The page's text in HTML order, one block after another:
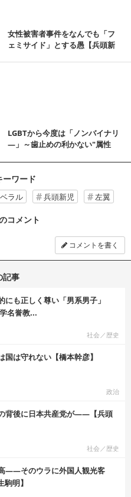
女性被害者事件をなんでも「フ
ェミサイド」とする愚【兵頭新
LGBTから今度は「ノンバイナリ
―」～歯止めの利かない"属性
ーワード
ラル 兵頭新児 左翼
コメント
コメントを書く
記事
にも正しく尊い「男系男子」
名誉教...
社会／歴史
国は守れない【橋本幹彦】
政治
背後に日本共産党が――【兵頭
社会／歴史
――そのウラに外国人観光客
明】